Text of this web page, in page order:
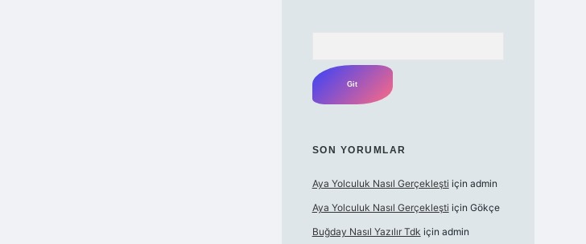
SON YORUMLAR
Aya Yolculuk Nasıl Gerçekleşti için admin
Aya Yolculuk Nasıl Gerçekleşti için Gökçe
Buğday Nasıl Yazılır Tdk için admin